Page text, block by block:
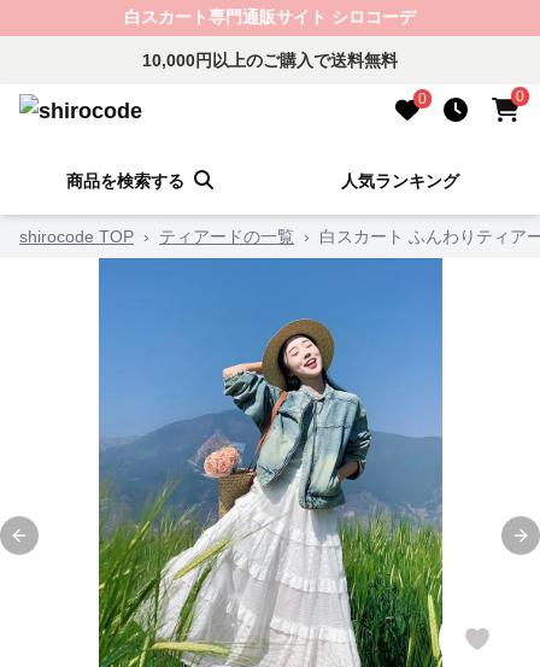
白スカート専門通販サイト シロコーデ
10,000円以上のご購入で送料無料
0 0
商品を検索する 人気ランキング
shirocode TOP › ティアードの一覧 › 白スカート ふんわりティア
Previous slide